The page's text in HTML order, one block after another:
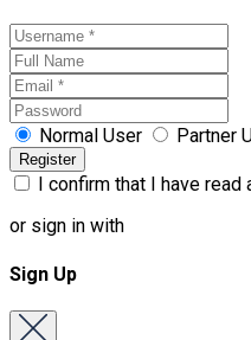
Normal User Partner
I confirm that I have
or sign in with
Sign Up